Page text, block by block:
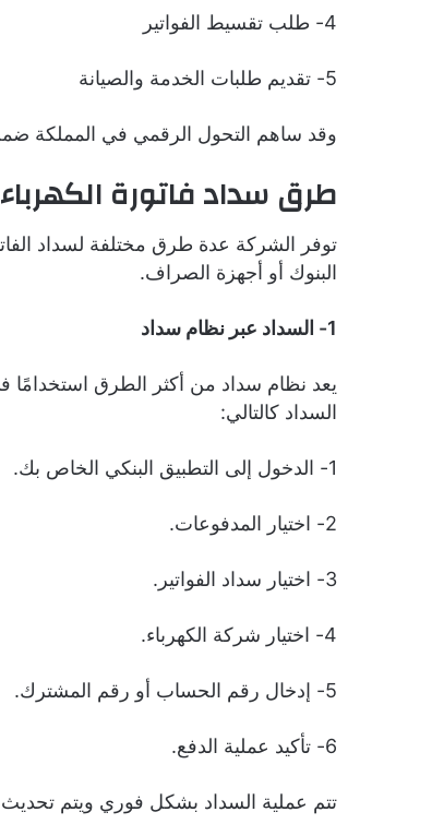
4- طلب تقسيط الفواتير
5- تقديم طلبات الخدمة والصيانة
وقد ساهم التحول الرقمي في المملكة ضمن رؤية 2030 في تسهيل هذه
طرق سداد فاتورة
توفر الشركة عدة طرق مختلفة لسداد
البنوك أو أجهزة الصراف.
1- السداد عبر نظام سداد
يعد نظام سداد من أكثر الطرق استخدامًا
السداد كالتالي:
1- الدخول إلى التطبيق البنكي الخاص بك.
2- اختيار المدفوعات.
3- اختيار سداد الفواتير.
4- اختيار شركة الكهرباء.
5- إدخال رقم الحساب أو رقم المشترك.
6- تأكيد عملية الدفع.
تتم عملية السداد بشكل فوري ويتم تحديث